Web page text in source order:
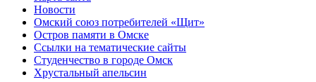
Новости
Омский союз потребителей «Щит»
Остров памяти в Омске
Ссылки на тематические сайты
Студенчество в городе Омск
Хрустальный апельсин